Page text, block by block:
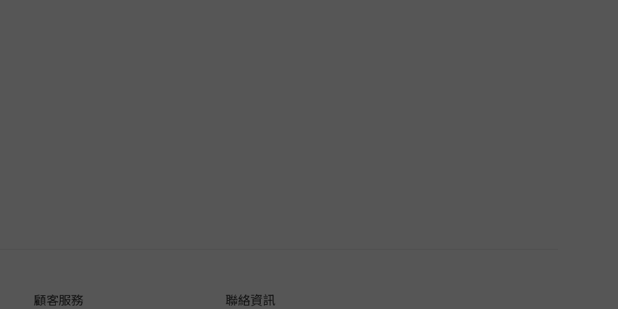
顧客服務 聯絡資訊